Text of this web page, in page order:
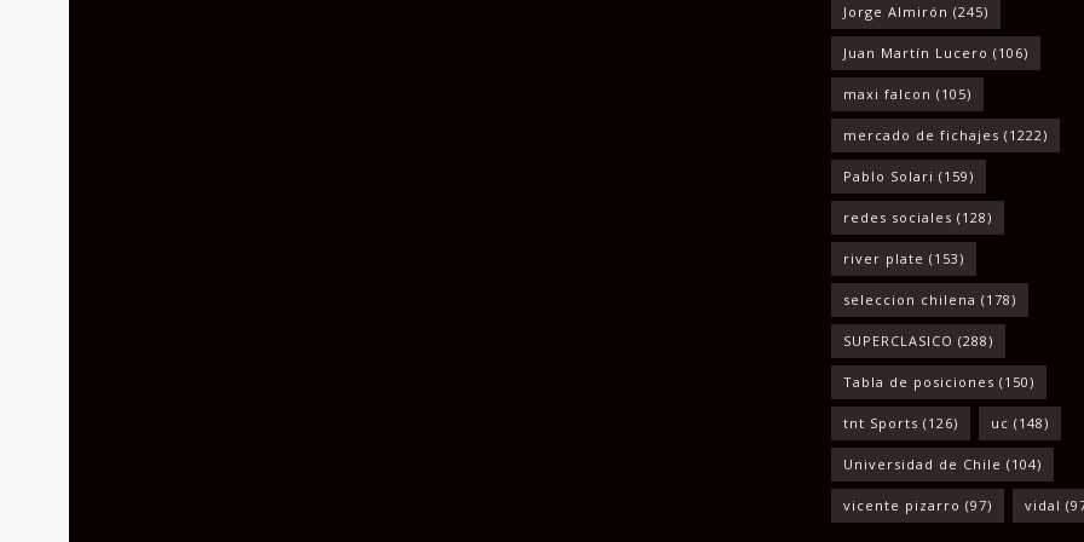
Jorge Almirón (245)
Juan Martín Lucero (106)
maxi falcon (105)
mercado de fichajes (1222)
Pablo Solari (159)
redes sociales (128)
river plate (153)
seleccion chilena (178)
SUPERCLASICO (288)
Tabla de posiciones (150)
tnt Sports (126) uc (148)
Universidad de Chile (104)
vicente pizarro (97) vidal